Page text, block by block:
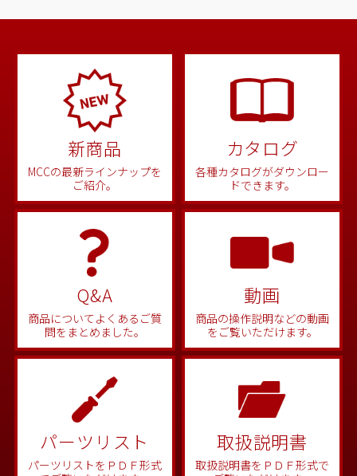
新商品
MCCの最新ラインナップを
ご紹介。
カタログ
各種カタログがダウンロー
ドできます。
Q&A
商品についてよくあるご質
問をまとめました。
動画
商品の操作説明などの動画
をご覧いただけます。
パーツリスト
パーツリストをＰＤＦ形式
取扱説明書
取扱説明書をＰＤＦ形式で